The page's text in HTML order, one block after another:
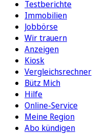
Testberichte
Immobilien
Jobbörse
Wir trauern
Anzeigen
Kiosk
Vergleichsrechner
Bütz Mich
Hilfe
Online-Service
Meine Region
Abo kündigen